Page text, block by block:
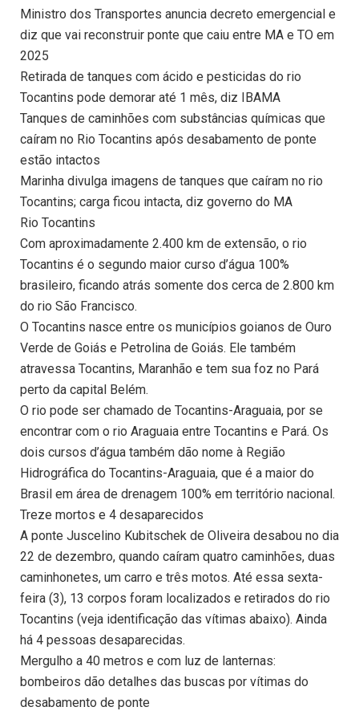
Ministro dos Transportes anuncia decreto emergencial e
diz que vai reconstruir ponte que caiu entre MA e TO em
2025
Retirada de tanques com ácido e pesticidas do rio
Tocantins pode demorar até 1 mês, diz IBAMA
Tanques de caminhões com substâncias químicas que
caíram no Rio Tocantins após desabamento de ponte
estão intactos
Marinha divulga imagens de tanques que caíram no rio
Tocantins; carga ficou intacta, diz governo do MA
Rio Tocantins
Com aproximadamente 2.400 km de extensão, o rio
Tocantins é o segundo maior curso d’água 100%
brasileiro, ficando atrás somente dos cerca de 2.800 km
do rio São Francisco.
O Tocantins nasce entre os municípios goianos de Ouro
Verde de Goiás e Petrolina de Goiás. Ele também
atravessa Tocantins, Maranhão e tem sua foz no Pará
perto da capital Belém.
O rio pode ser chamado de Tocantins-Araguaia, por se
encontrar com o rio Araguaia entre Tocantins e Pará. Os
dois cursos d’água também dão nome à Região
Hidrográfica do Tocantins-Araguaia, que é a maior do
Brasil em área de drenagem 100% em território nacional.
Treze mortos e 4 desaparecidos
A ponte Juscelino Kubitschek de Oliveira desabou no dia
22 de dezembro, quando caíram quatro caminhões, duas
caminhonetes, um carro e três motos. Até essa sexta-
feira (3), 13 corpos foram localizados e retirados do rio
Tocantins (veja identificação das vítimas abaixo). Ainda
há 4 pessoas desaparecidas.
Mergulho a 40 metros e com luz de lanternas:
bombeiros dão detalhes das buscas por vítimas do
desabamento de ponte